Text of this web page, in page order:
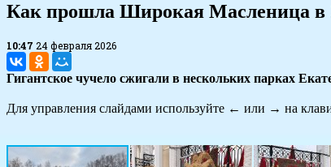
​Как прошла Широкая Масленица в
10:47 24 февраля 2026
Гигантское чучело сжигали в нескольких парках
Для управления слайдами используйте ← или → на